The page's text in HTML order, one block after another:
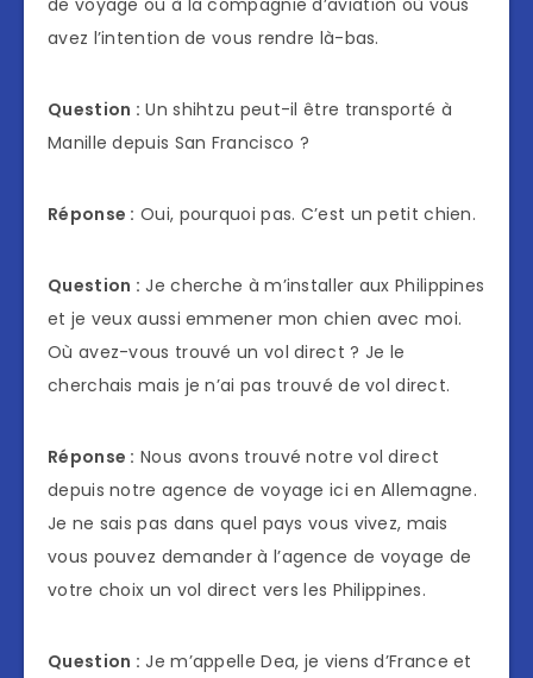
avez l’intention de vous rendre là-bas.
Question : Un shihtzu peut-il être transporté à
Manille depuis San Francisco ?
Réponse : Oui, pourquoi pas. C’est un petit chien.
Question : Je cherche à m’installer aux Philippines
et je veux aussi emmener mon chien avec moi.
Où avez-vous trouvé un vol direct ? Je le
cherchais mais je n’ai pas trouvé de vol direct.
Réponse : Nous avons trouvé notre vol direct
depuis notre agence de voyage ici en Allemagne.
Je ne sais pas dans quel pays vous vivez, mais
vous pouvez demander à l’agence de voyage de
votre choix un vol direct vers les Philippines.
Question : Je m’appelle Dea, je viens d’France et